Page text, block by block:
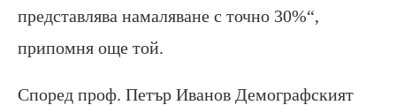
представлява намаляване с точно 30%“,
припомня още той.
Според проф. Петър Иванов Демографският